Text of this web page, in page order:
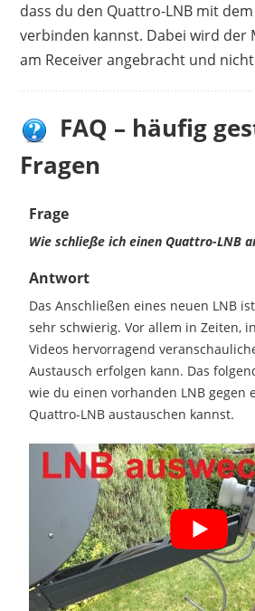
dass du den Quattro-LNB mit
verbinden kannst. Dabei wird
am Receiver angebracht und nicht
FAQ – häufig
Fragen
Frage
Wie schließe ich einen Quattro-LNB
Antwort
Das Anschließen eines neuen LNB
sehr schwierig. Vor allem in Zeiten,
Videos hervorragend
Austausch erfolgen kann. Das
wie du einen vorhanden LNB gegen
Quattro-LNB austauschen kannst.